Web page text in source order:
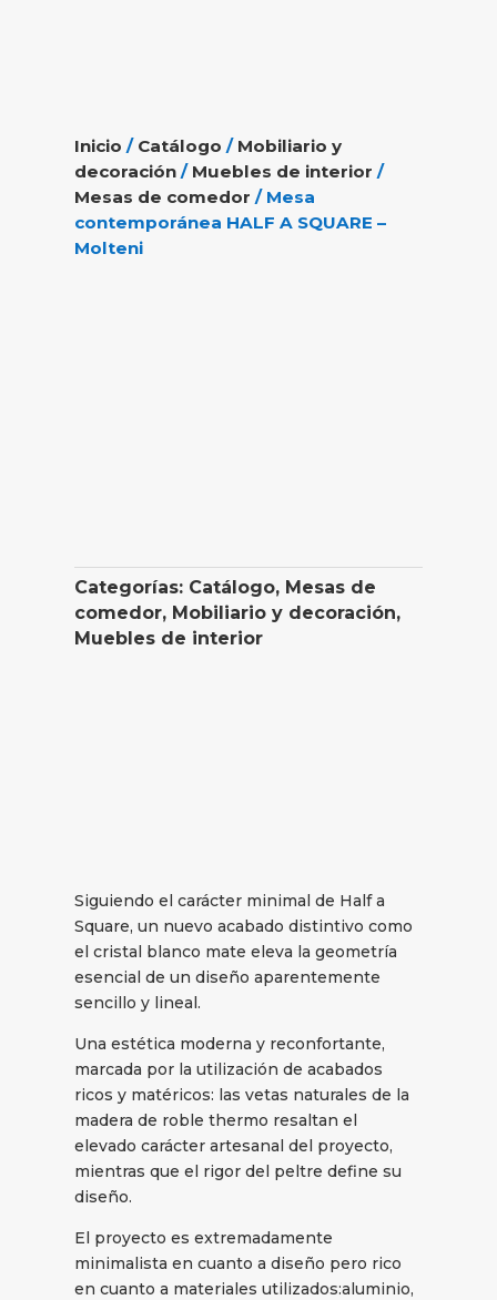
Inicio / Catálogo / Mobiliario y
decoración / Muebles de interior /
Mesas de comedor / Mesa
contemporánea HALF A SQUARE –
Molteni
Categorías: Catálogo, Mesas de
comedor, Mobiliario y decoración,
Muebles de interior
Siguiendo el carácter minimal de Half a
Square, un nuevo acabado distintivo como
el cristal blanco mate eleva la geometría
esencial de un diseño aparentemente
sencillo y lineal.
Una estética moderna y reconfortante,
marcada por la utilización de acabados
ricos y matéricos: las vetas naturales de la
madera de roble thermo resaltan el
elevado carácter artesanal del proyecto,
mientras que el rigor del peltre define su
diseño.
El proyecto es extremadamente
minimalista en cuanto a diseño pero rico
en cuanto a materiales utilizados:aluminio,